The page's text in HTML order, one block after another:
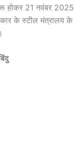
21 नवंबर
के स्टील मंत्रालय के